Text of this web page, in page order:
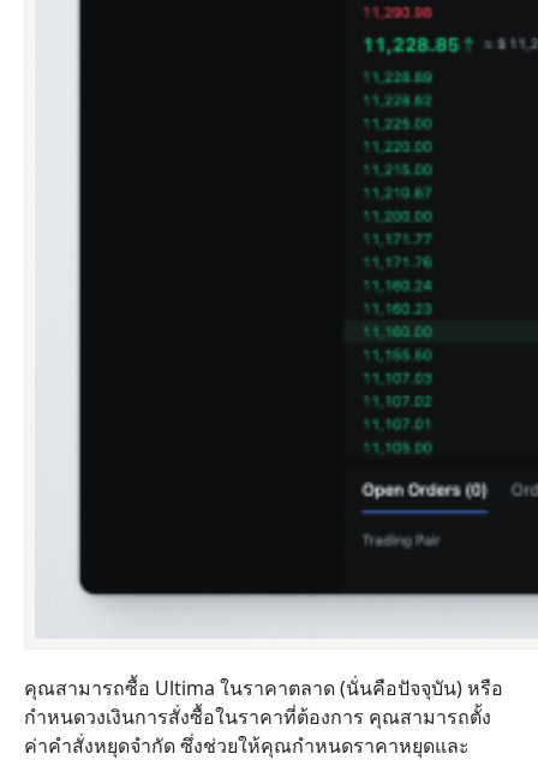
คุณสามารถซื้อ Ultima ในราคาตลาด (นั่นคือปัจจุบัน) หรือ
กำหนดวงเงินการสั่งซื้อในราคาที่ต้องการ คุณสามารถตั้ง
ค่าคำสั่งหยุดจำกัด ซึ่งช่วยให้คุณกำหนดราคาหยุดและ